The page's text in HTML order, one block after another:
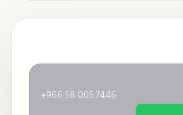
+966 58 005 7446